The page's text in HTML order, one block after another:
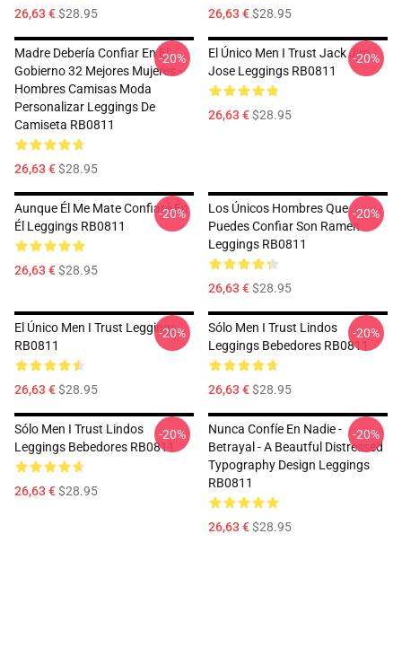
26,63 €$28.95 26,63 €$28.95
Madre Debería Confiar En El
Gobierno 32 Mejores Mujeres -
Hombres Camisas Moda
Personalizar Leggings De
Camiseta RB0811
26,63 €$28.95
-20%
El Único Men I Trust Jack Jim
Jose Leggings RB0811
26,63 €$28.95
-20%
Aunque Él Me Mate Confiaré En
Él Leggings RB0811
26,63 €$28.95
-20%
Los Únicos Hombres Que
Puedes Confiar Son Ramen
Leggings RB0811
26,63 €$28.95
-20%
El Único Men I Trust Leggings
RB0811
26,63 €$28.95
-20%
Sólo Men I Trust Lindos
Leggings Bebedores RB0811
26,63 €$28.95
-20%
Sólo Men I Trust Lindos
Leggings Bebedores RB0811
26,63 €$28.95
-20%
Nunca Confíe En Nadie -
Betrayal - A Beautful Distressed
Typography Design Leggings
RB0811
26,63 €$28.95
-20%